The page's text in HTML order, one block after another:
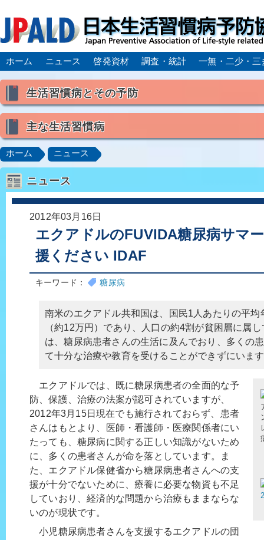
ホーム ニュース 啓発資材 調査・統計 一無・二少・三
生活習慣病とその予防
喫煙
食生活
主な生活習慣病
高血圧 脂質異常症（高脂血症）
肥満症／メタボリックシンドローム
動脈硬化
心
脂肪肝／NAFLD／NASH
ロコモティブシンドローム／サルコペニア／フレイル
ホーム ニュース
ニュース
2012年03月16日
エクアドルのFUVIDA糖尿病サマ
援ください IDAF
キーワード： 糖尿病
南米のエクアドル共和国は、国民1人あたりの平
（約12万円）であり、人口の約4割が貧困層に属
は、糖尿病患者さんの生活に及んでおり、多くの
て十分な治療や教育を受けることができずにいま
エクアドルでは、既に糖尿病患者の全面的な予
防、保護、治療の法案が認可されていますが、
2012年3月15日現在でも施行されておらず、患者
さんはもとより、医師・看護師・医療関係者にい
たっても、糖尿病に関する正しい知識がないため
に、多くの患者さんが命を落としています。ま
た、エクアドル保健省から糖尿病患者さんへの支
援が十分でないために、療養に必要な物資も不足
していおり、経済的な問題から治療もままならな
いのが現状です。
小児糖尿病患者さんを支援するエクアドルの団